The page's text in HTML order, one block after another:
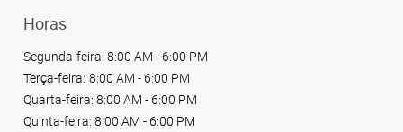
Horas
Segunda-feira: 8:00 AM - 6:00 PM
Terça-feira: 8:00 AM - 6:00 PM
Quarta-feira: 8:00 AM - 6:00 PM
Quinta-feira: 8:00 AM - 6:00 PM